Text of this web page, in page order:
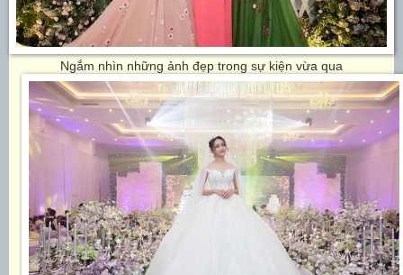
Ngắm nhìn những ảnh đẹp trong sự kiện vừa qua